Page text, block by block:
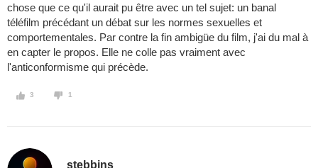
chose que ce qu'il aurait pu être avec un tel sujet: un banal
téléfilm précédant un débat sur les normes sexuelles et
comportementales. Par contre la fin ambigüe du film, j'ai du mal à
en capter le propos. Elle ne colle pas vraiment avec
l'anticonformisme qui précède.
3 1
stebbins